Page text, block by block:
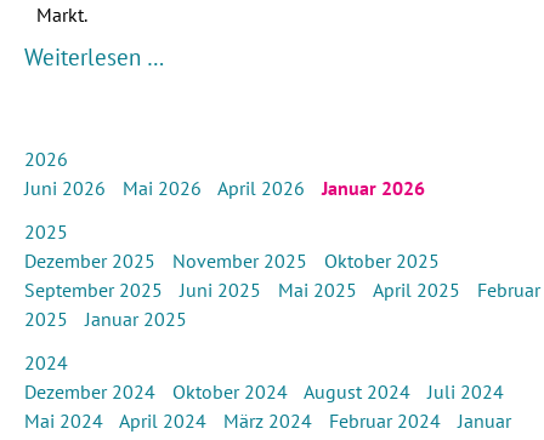
Markt.
Weiterlesen …
2026
Juni 2026
Mai 2026 April 2026
Januar 2026
2025
Dezember 2025
November 2025
Oktober 2025
September 2025
Juni 2025 Mai 2025 April 2025
Februar
2025
Januar 2025
2024
Dezember 2024
Oktober 2024 August 2024
Juli 2024
Mai 2024
April 2024 März 2024 Februar 2024
Januar